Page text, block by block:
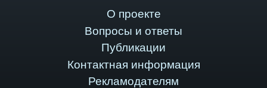
О проекте
Вопросы и ответы
Публикации
Контактная информация
Рекламодателям